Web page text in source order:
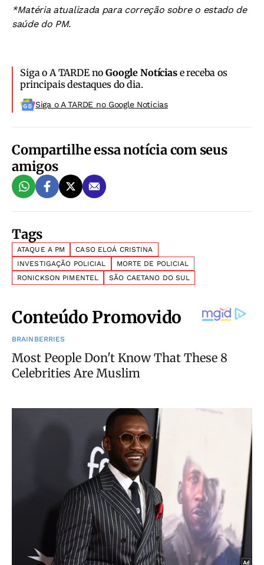
*Matéria atualizada para correção sobre o estado de
saúde do PM.
Siga o A TARDE noGoogle Notíciase receba os
principais destaques do dia.
Siga o A TARDE no Google Noticias
Compartilhe essa notícia com seus
amigos
Tags
ATAQUE A PM
CASO ELOÁ CRISTINA
INVESTIGAÇÃO POLICIAL
MORTE DE POLICIAL
RONICKSON PIMENTEL
SÃO CAETANO DO SUL